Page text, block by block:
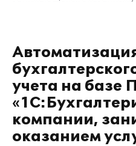
учета на базе
компании,
оказанием